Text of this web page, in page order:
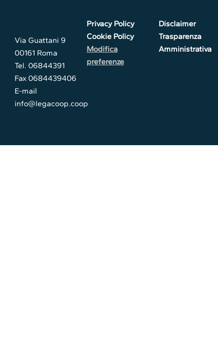
Via Guattani 9
00161 Roma
Tel. 06844391
Fax 0684439406
E-mail
info@legacoop.coop
Privacy Policy
Cookie Policy
Modifica
preferenze
Disclaimer
Trasparenza
Amministrativa